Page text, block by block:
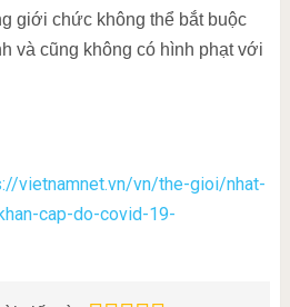
giới chức không thể bắt buộc
và cũng không có hình phạt với
vietnamnet.vn/vn/the-gioi/nhat-
cap-do-covid-19-